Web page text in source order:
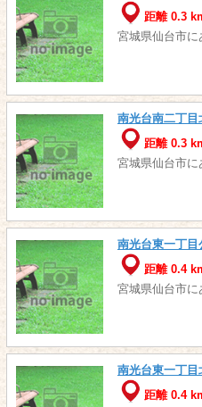
距離 0.3
宮城県仙台市に
南光台南二丁目
距離 0.3
宮城県仙台市に
南光台東一丁目
距離 0.4
宮城県仙台市に
南光台東一丁目
距離 0.4